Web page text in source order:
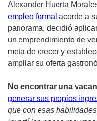
Alexander Huerta
empleo formal acorde a
panorama, decidió
un emprendimiento de
meta de crecer y
ampliar su oferta
No encontrar una
generar sus propios
que con esas